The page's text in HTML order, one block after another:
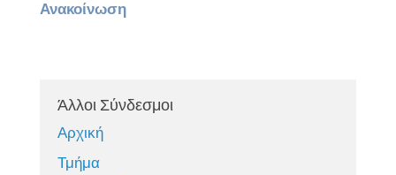
Ανακοίνωση
Άλλοι Σύνδεσμοι
Αρχική
Τμήμα